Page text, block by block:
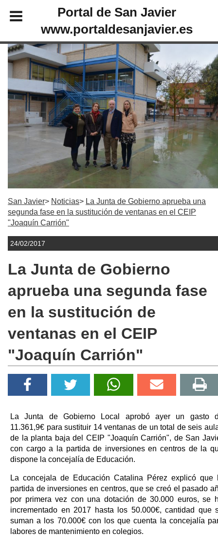
Portal de San Javier
www.portaldesanjavier.es
San Javier Noticias
La Junta de Gobierno aprueba una
segunda fase en la sustitución de ventanas en el CEIP
"Joaquín Carrión"
24/02/2017
La Junta de Gobierno
aprueba una segunda fase
en la sustitución de
ventanas en el CEIP
"Joaquín Carrión"
La Junta de Gobierno Local aprobó ayer un gasto
11.361,9€ para sustituir 14 ventanas de un total de seis
de la planta baja del CEIP "Joaquín Carrión", de San
con cargo a la partida de inversiones en centros de la
dispone la concejalía de Educación.
La concejala de Educación Catalina Pérez explicó que
partida de inversiones en centros, que se creó el pasado
por primera vez con una dotación de 30.000 euros, se
incrementado en 2017 hasta los 50.000€, cantidad que
suman a los 70.000€ con los que cuenta la concejalía
labores de mantenimiento en colegios.